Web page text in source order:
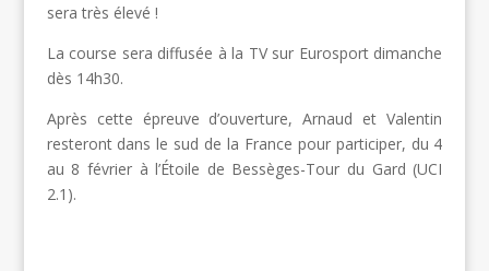
sera très élevé !
La course sera diffusée à la TV sur Eurosport dimanche
dès 14h30.
Après cette épreuve d’ouverture, Arnaud et Valentin
resteront dans le sud de la France pour participer, du 4
au 8 février à l’Étoile de Bessèges-Tour du Gard (UCI
2.1).